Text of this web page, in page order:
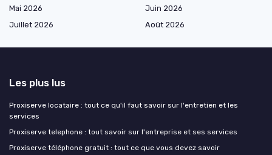
Mai 2026
Juin 2026
Juillet 2026
Août 2026
Les plus lus
Proxiserve locataire : tout ce qu'il faut savoir sur l'entretien et les
services
Proxiserve telephone : tout savoir sur l'entreprise et ses services
Proxiserve téléphone gratuit : tout ce que vous devez savoir